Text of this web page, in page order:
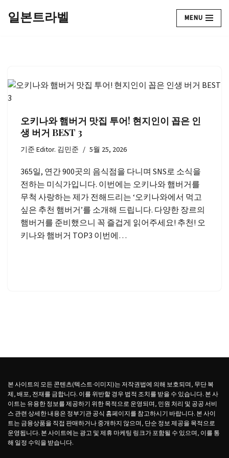
건
뛰
일본트라벨 MENU
오키나와 햄버거 맛집 투어! 현지인이 꼽은 인
생 버거 BEST 3
기준Editor. 김민준 5월 25, 2026
365일, 연간 900곳의 음식점을 다니며 SNS로 소식을
전하는 미식가입니다. 이번에는 오키나와 햄버거를
무척 사랑하는 제가 전해드리는 ‘오키나와에서 먹고
싶은 추천 햄버거’를 소개해 드립니다. 다양한 장르의
햄버거를 준비했으니 꼭 즐겁게 읽어주세요! 추천! 오
키나와 햄버거 TOP3 이번에…
본 사이트의 모든 콘텐츠(텍스트·이미지)는 저작권법에 의해 보호되며, 무단 복
제, 배포, 전재를 금합니다. 이를 위반할 경우 법적 조치를 받을 수 있습니다. 본 사
이트는 유용한 정보를 제공하기 위한 목적으로 운영되며, 민원 처리 및 공공 서비
스 관련 상세한 내용은 정부기관 공식 홈페이지를 참고하시기 바랍니다. 본 사이
트는 금융상품을 직접 판매하거나 중개하지 않으며, 단순 정보 제공을 목적으로
운영됩니다. 본 사이트에는 광고 및 제휴 마케팅 링크가 포함될 수 있으며, 이를 통
해 일정 수익을 받습니다.